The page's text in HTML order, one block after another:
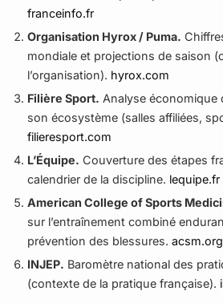
découvrir l’approche.
franceinfo.fr
Organisation Hyrox / Puma.
mondiale et projections de saison
l’organisation). hyrox.com
Filière Sport. Analyse économique
son écosystème (salles affiliées,
filieresport.com
L’Équipe. Couverture des étapes
calendrier de la discipline. lequipe.fr
American College of Sports
sur l’entraînement combiné
prévention des blessures.acsm.org
INJEP. Baromètre national des
(contexte de la pratique française).